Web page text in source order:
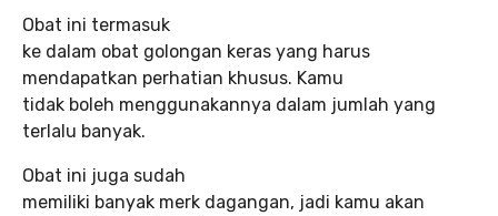
Obat ini termasuk
ke dalam obat golongan keras yang harus
mendapatkan perhatian khusus. Kamu
tidak boleh menggunakannya dalam jumlah yang
terlalu banyak.
Obat ini juga sudah
memiliki banyak merk dagangan, jadi kamu akan